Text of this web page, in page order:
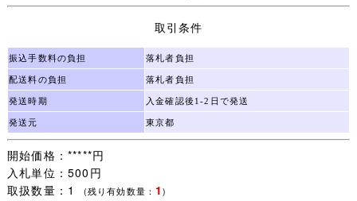
状態/ 特に問題なく着用可能です。
★ご要望にお応えし、シワの目立つ商品につきましては丁
寧にアイロンをかけ、できる限りシワを取った状態で出品
しております。
■配送方法■
取引条件
振込手数料の負担 落札者負担
配送料の負担 落札者負担
発送時期 入金確認後1-2日で発送
発送元 東京都
開始価格：*****円
入札単位：500円
取扱数量：1
(残り有効数量： 1)